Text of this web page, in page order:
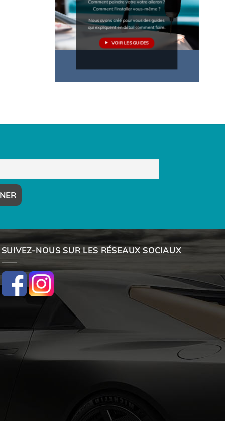
Comment peindre votre votre aileron ?
Comment l'installer vous-même ?
Nous avons créé pour vous des guides
qui expliquent en détail comment faire.
VOIR LES GUIDES
SUIVEZ-NOUS SUR LES RÉSEAUX SOCIAUX